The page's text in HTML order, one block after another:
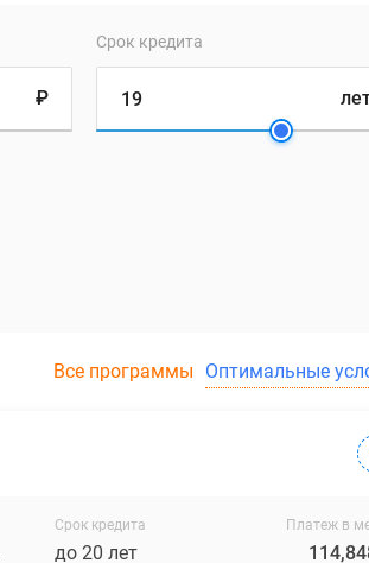
₽
Срок кредита
Все программы Оптимальные
Срок кредита
до 20 лет
Платеж в